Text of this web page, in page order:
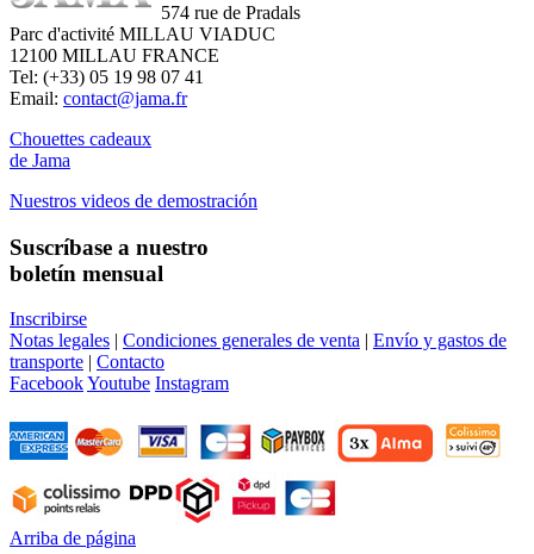
574 rue de Pradals
Parc d'activité MILLAU VIADUC
12100 MILLAU FRANCE
Tel: (+33) 05 19 98 07 41
Email: contact@jama.fr
Chouettes cadeaux
de Jama
Nuestros videos de demostración
Suscríbase a nuestro
boletín mensual
Inscribirse
Notas legales | Condiciones generales de venta | Envío y gastos de
transporte | Contacto
FacebookYoutube Instagram
Arriba de página